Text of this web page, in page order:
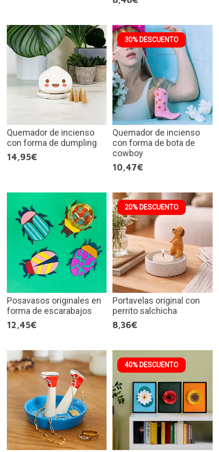
Quemador de incienso
con forma de dumpling
14,95€
30% DESCUENTO
Quemador de incienso
con forma de bota de
cowboy
10,47€
Posavasos originales en
forma de escarabajos
12,45€
20% DESCUENTO
Portavelas original con
perrito salchicha
8,36€
40% DESCUENTO